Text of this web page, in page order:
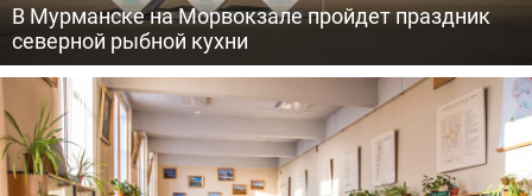
В Мурманске на Морвокзале пройдет праздник
северной рыбной кухни